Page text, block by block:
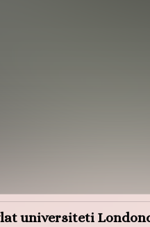
universiteti